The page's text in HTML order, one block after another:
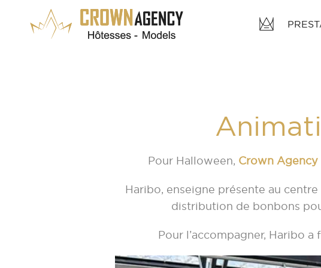
Pour Halloween, Crown Agency
Haribo, enseigne présente au
distribution de bonbons
Pour l’accompagner, Haribo